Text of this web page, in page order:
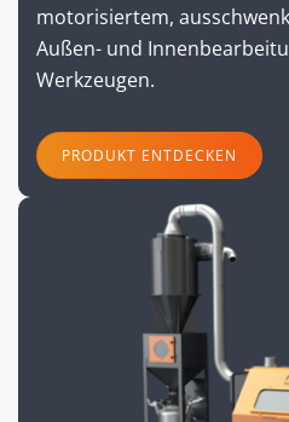
motorisiertem,
Außen- und
Werkzeugen.
PRODUKT ENTDECKEN